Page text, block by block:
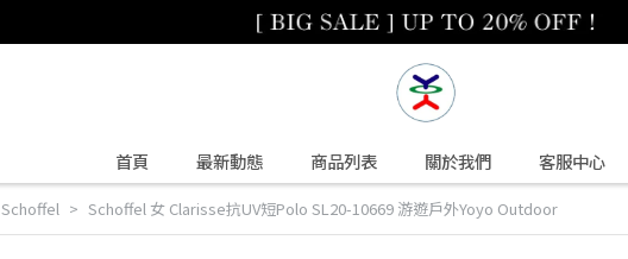
首頁 最新動態 商品列表 關於我們 客服中心
Schoffel Schoffel 女 Clarisse抗UV短Polo SL20-10669 游遊戶外Yoyo Outdoor